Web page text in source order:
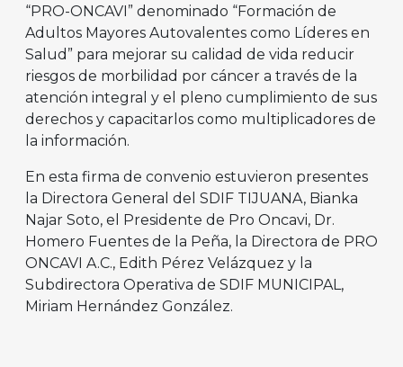
“PRO-ONCAVI” denominado “Formación de
Adultos Mayores Autovalentes como Líderes en
Salud” para mejorar su calidad de vida reducir
riesgos de morbilidad por cáncer a través de la
atención integral y el pleno cumplimiento de sus
derechos y capacitarlos como multiplicadores de
la información.
En esta firma de convenio estuvieron presentes
la Directora General del SDIF TIJUANA, Bianka
Najar Soto, el Presidente de Pro Oncavi, Dr.
Homero Fuentes de la Peña, la Directora de PRO
ONCAVI A.C., Edith Pérez Velázquez y la
Subdirectora Operativa de SDIF MUNICIPAL,
Miriam Hernández González.